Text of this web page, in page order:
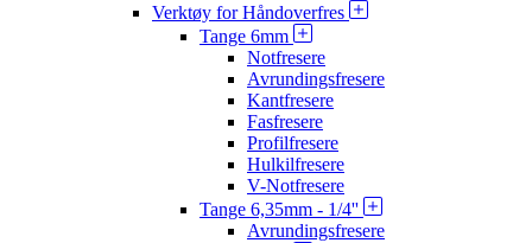
Verktøy for Håndoverfres
Tange 6mm
Notfresere
Avrundingsfresere
Kantfresere
Fasfresere
Profilfresere
Hulkilfresere
V-Notfresere
Tange 6,35mm - 1/4''
Avrundingsfresere